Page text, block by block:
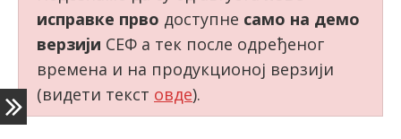
исправке прво доступне само на демо
верзији СЕФ а тек после одређеног
времена и на продукционој верзији
(видети текст овде).